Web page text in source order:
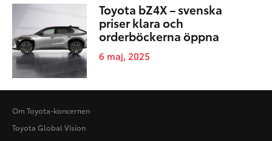
Toyota bZ4X – svenska
priser klara och
orderböckerna öppna
6 maj, 2025
Om Toyota-koncernen
Toyota Global Vision